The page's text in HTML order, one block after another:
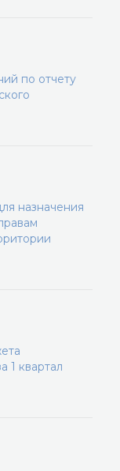
по отчету
назначения
1 квартал